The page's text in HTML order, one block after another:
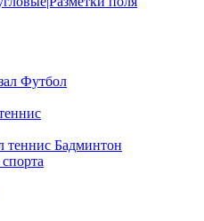
Футбол
теннис Бадминтон